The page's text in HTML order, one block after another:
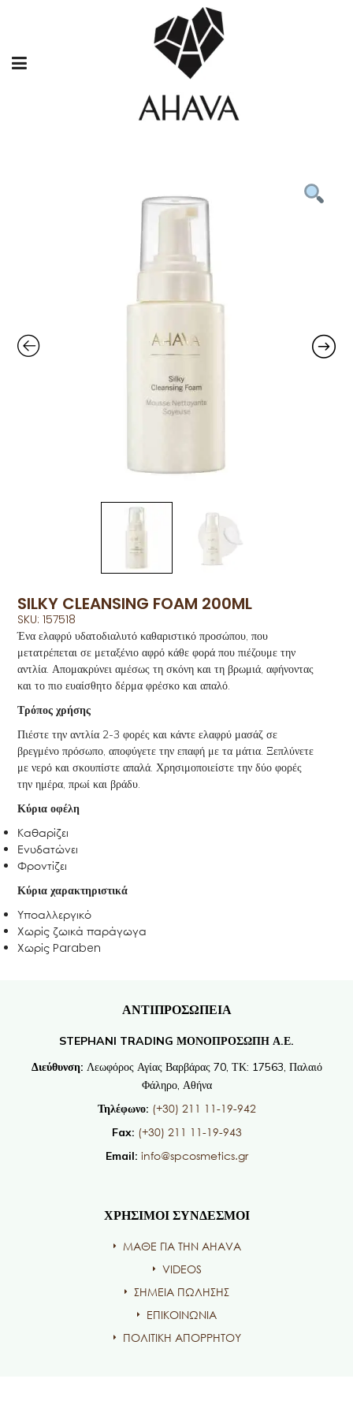
SILKY CLEANSING FOAM 200ML
SKU: 157518
Ένα ελαφρύ υδατοδιαλυτό καθαριστικό προσώπου, που
μετατρέπεται σε μεταξένιο αφρό κάθε φορά που πιέζουμε την
αντλία. Απομακρύνει αμέσως τη σκόνη και τη βρωμιά, αφήνοντας
και το πιο ευαίσθητο δέρμα φρέσκο και απαλό.
Τρόπος χρήσης
Πιέστε την αντλία 2-3 φορές και κάντε ελαφρύ μασάζ σε
βρεγμένο πρόσωπο, αποφύγετε την επαφή με τα μάτια. Ξεπλύνετε
με νερό και σκουπίστε απαλά. Χρησιμοποιείστε την δύο φορές
την ημέρα, πρωί και βράδυ.
Κύρια οφέλη
Καθαρίζει
Ενυδατώνει
Φροντίζει
Κύρια χαρακτηριστικά
Υποαλλεργικό
Χωρίς ζωικά παράγωγα
Χωρίς Paraben
ΑΝΤΙΠΡΟΣΩΠΕΙΑ
STEPHANI TRADING ΜΟΝΟΠΡΟΣΩΠΗ Α.Ε.
Διεύθυνση: Λεωφόρος Αγίας Βαρβάρας 70, ΤΚ: 17563, Παλαιό
Φάληρο, Αθήνα
Τηλέφωνο: (+30) 211 11-19-942
Fax: (+30) 211 11-19-943
Email: info@spcosmetics.gr
ΧΡΗΣΙΜΟΙ ΣΥΝΔΕΣΜΟΙ
ΜΑΘΕ ΓΙΑ ΤΗΝ AHAVA
VIDEOS
ΣΗΜΕΙΑ ΠΩΛΗΣΗΣ
ΕΠΙΚΟΙΝΩΝΙΑ
ΠΟΛΙΤΙΚΗ ΑΠΟΡΡΗΤΟΥ